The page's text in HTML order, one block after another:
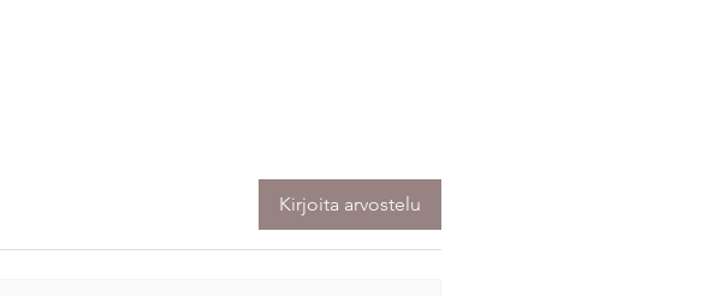
Kirjoita arvostelu